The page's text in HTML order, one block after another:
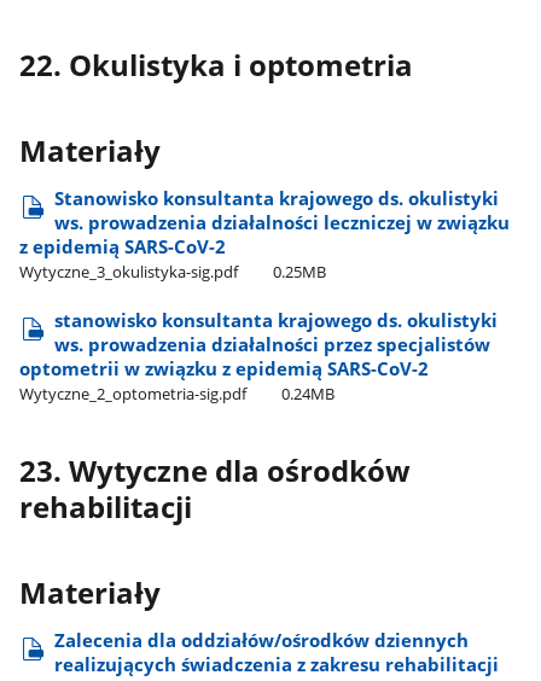
22. Okulistyka i optometria
Materiały
Stanowisko konsultanta krajowego ds. okulistyki
ws. prowadzenia działalności leczniczej w związku
z epidemią SARS-CoV-2
Wytyczne​_3​_okulistyka-sig.pdf 0.25MB
stanowisko konsultanta krajowego ds. okulistyki
ws. prowadzenia działalności przez specjalistów
optometrii w związku z epidemią SARS-CoV-2
Wytyczne​_2​_optometria-sig.pdf 0.24MB
23. Wytyczne dla ośrodków
rehabilitacji
Materiały
Zalecenia dla oddziałów/ośrodków dziennych
realizujących świadczenia z zakresu rehabilitacji